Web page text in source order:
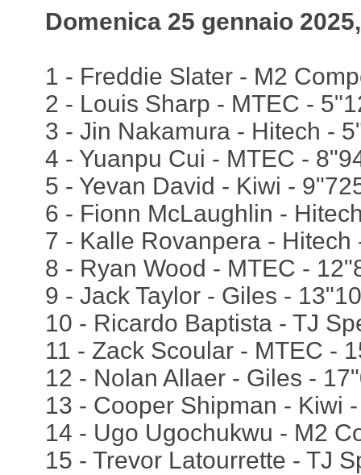
Domenica 25 gennaio
1 - Freddie Slater - M2
2 - Louis Sharp - MTEC -
3 - Jin Nakamura - Hitech -
4 - Yuanpu Cui - MTEC -
5 - Yevan David - Kiwi -
6 - Fionn McLaughlin -
7 - Kalle Rovanpera - Hitech
8 - Ryan Wood - MTEC -
9 - Jack Taylor - Giles -
10 - Ricardo Baptista - TJ
11 - Zack Scoular - MTEC -
12 - Nolan Allaer - Giles -
13 - Cooper Shipman - Kiwi
14 - Ugo Ugochukwu - M2
15 - Trevor Latourrette - TJ